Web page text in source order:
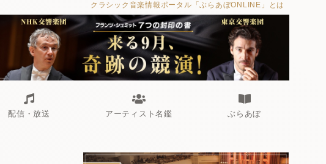
クラシック音楽情報ポータル「ぶらあぼONLINE」とは
配信・放送 アーティスト名鑑 ぶらあぼ